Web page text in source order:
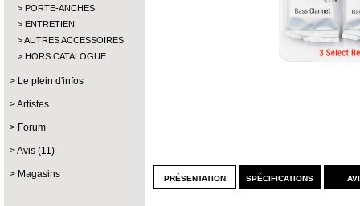
PORTE-ANCHES
ENTRETIEN
AUTRES ACCESSOIRES
HORS CATALOGUE
Le plein d'infos
Artistes
Forum
Avis (11)
Magasins présentation spécifications